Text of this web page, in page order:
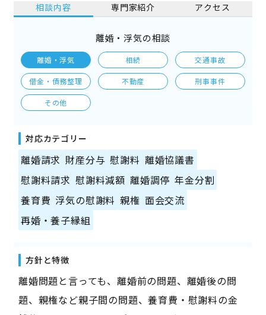
相談内容 専門家紹介 アクセス
離婚・浮気の相談
離婚・浮気 相続 交通事故
借金・債務整理 不動産 刑事事件
その他
対応カテゴリー
離婚請求 財産分与 慰謝料 離婚協議書
慰謝料請求 慰謝料減額 離婚調停 年金分割
養育費 浮気の慰謝料 親権 面会交流
再婚・養子縁組
方針と特徴
離婚問題と言っても、離婚前の問題、離婚後の問
題、親権など親子間の問題、養育費・慰謝料の金